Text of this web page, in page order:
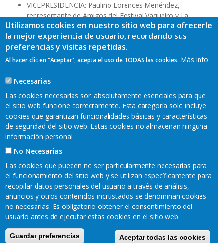
VICEPRESIDENCIA: Paulino Lorences Menéndez,
representante de Amigos del Festival Vaqueiro y La
Vaqueirada.
SECRETARÍA: Mª Montserrat Fernández Álvarez, alcaldesa
de Tineo.
TESORERÍA: Azucena Rivas García, representante de las
asociaciones de mujeres.
VOCALÍAS: el resto de los miembros, que asciende al
número de quince personas más.
Pie
de
Mapa web
Aviso legal
Política de privacidad
Cookies
Accesibilidad
Utilizamos cookies en nuestro sitio web para ofrecerle
la mejor experiencia de usuario, recordando sus
preferencias y visitas repetidas.
Al hacer clic en "Aceptar", acepta el uso de TODAS las cookies. Más info
Necesarias
Las cookies necesarias son absolutamente esenciales para que
el sitio web funcione correctamente. Esta categoría solo incluye
cookies que garantizan funcionalidades básicas y características
de seguridad del sitio web. Estas cookies no almacenan ninguna
información personal.
No Necesarias
Las cookies que pueden no ser particularmente necesarias para
el funcionamiento del sitio web y se utilizan específicamente para
recopilar datos personales del usuario a través de análisis,
anuncios y otros contenidos incrustados se denominan cookies
no necesarias. Es obligatorio obtener el consentimiento del
usuario antes de ejecutar estas cookies en el sitio web.
Guardar preferencias Aceptar todas las cookies